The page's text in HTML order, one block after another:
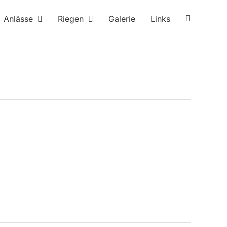
Anlässe Riegen Galerie Links